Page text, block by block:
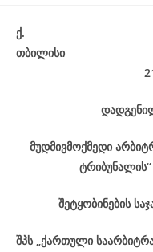
ქ.
თბილისი
მუდმივმოქმედი
შეტყობინების
შპს „ქართული